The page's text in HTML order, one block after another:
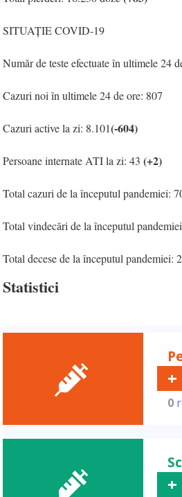
SITUAȚIE COVID-19
Număr de teste efectuate în ultimele 24
Cazuri noi în ultimele 24 de ore: 807
Cazuri active la zi: 8.101(-604)
Persoane internate ATI la zi: 43 (+2)
Total cazuri de la începutul pandemiei:
Total vindecări de la începutul
Total decese de la începutul pandemiei:
Statistici